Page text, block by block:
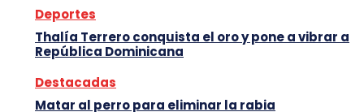
Deportes
Thalía Terrero conquista el oro y pone a vibrar a
República Dominicana
Destacadas
Matar al perro para eliminar la rabia